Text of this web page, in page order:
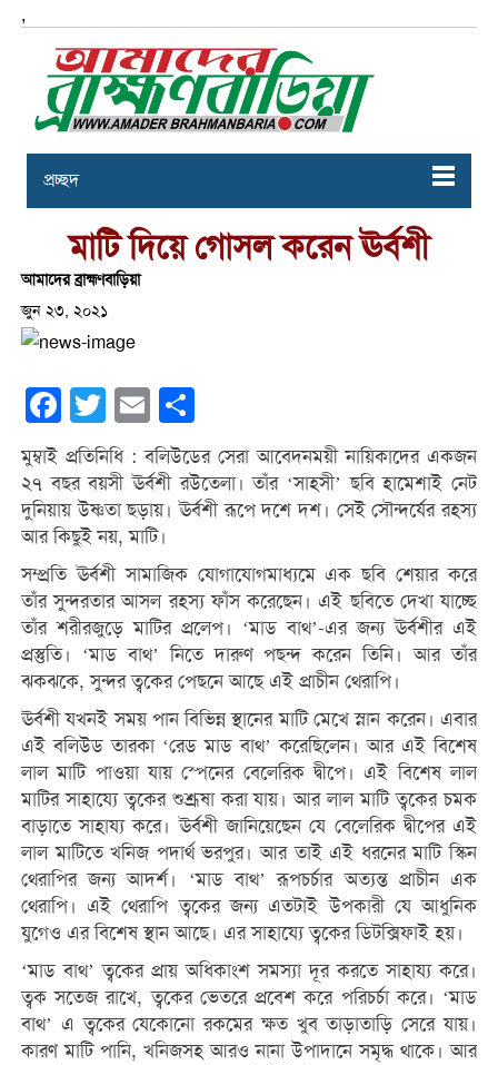
,
প্রচ্ছদ
মাটি দিয়ে গোসল করেন ঊর্বশী
আমাদের ব্রাহ্মণবাড়িয়া
জুন ২৩, ২০২১
Facebook
Twitter Email
মুম্বাই প্রতিনিধি : বলিউডের সেরা আবেদনময়ী নায়িকাদের একজন
২৭ বছর বয়সী ঊর্বশী রউতেলা। তাঁর ‘সাহসী’ ছবি হামেশাই নেট
দুনিয়ায় উষ্ণতা ছড়ায়। ঊর্বশী রূপে দশে দশ। সেই সৌন্দর্যের রহস্য
আর কিছুই নয়, মাটি।
সম্প্রতি ঊর্বশী সামাজিক যোগাযোগমাধ্যমে এক ছবি শেয়ার করে
তাঁর সুন্দরতার আসল রহস্য ফাঁস করেছেন। এই ছবিতে দেখা যাচ্ছে
তাঁর শরীরজুড়ে মাটির প্রলেপ। ‘মাড বাথ’-এর জন্য ঊর্বশীর এই
প্রস্তুতি। ‘মাড বাথ’ নিতে দারুণ পছন্দ করেন তিনি। আর তাঁর
ঝকঝকে, সুন্দর ত্বকের পেছনে আছে এই প্রাচীন থেরাপি।
ঊর্বশী যখনই সময় পান বিভিন্ন স্থানের মাটি মেখে স্নান করেন। এবার
এই বলিউড তারকা ‘রেড মাড বাথ’ করেছিলেন। আর এই বিশেষ
লাল মাটি পাওয়া যায় স্পেনের বেলেরিক দ্বীপে। এই বিশেষ লাল
মাটির সাহায্যে ত্বকের শুশ্রূষা করা যায়। আর লাল মাটি ত্বকের চমক
বাড়াতে সাহায্য করে। ঊর্বশী জানিয়েছেন যে বেলেরিক দ্বীপের এই
লাল মাটিতে খনিজ পদার্থ ভরপুর। আর তাই এই ধরনের মাটি স্কিন
থেরাপির জন্য আদর্শ। ‘মাড বাথ’ রূপচর্চার অত্যন্ত প্রাচীন এক
থেরাপি। এই থেরাপি ত্বকের জন্য এতটাই উপকারী যে আধুনিক
যুগেও এর বিশেষ স্থান আছে। এর সাহায্যে ত্বকের ডিটক্সিফাই হয়।
‘মাড বাথ’ ত্বকের প্রায় অধিকাংশ সমস্যা দূর করতে সাহায্য করে।
ত্বক সতেজ রাখে, ত্বকের ভেতরে প্রবেশ করে পরিচর্চা করে। ‘মাড
বাথ’ এ ত্বকের যেকোনো রকমের ক্ষত খুব তাড়াতাড়ি সেরে যায়।
কারণ মাটি পানি, খনিজসহ আরও নানা উপাদানে সমৃদ্ধ থাকে। আর